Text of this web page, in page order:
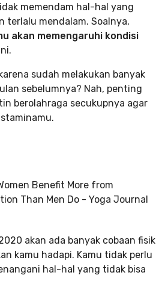
memendam hal-hal yang
terlalu mendalam. Soalnya,
akan memengaruhi kondisi
sudah melakukan banyak
sebelumnya? Nah, penting
berolahraga secukupnya agar
akan ada banyak cobaan fisik
kamu hadapi. Kamu tidak perlu
hal-hal yang tidak bisa